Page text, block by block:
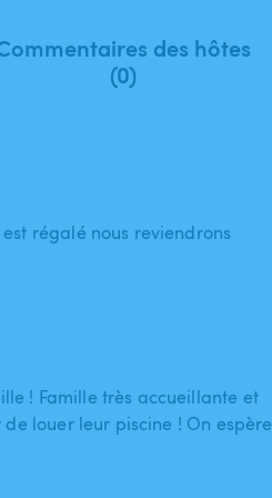
des hôtes
(0)
régalé nous reviendrons
! Famille très accueillante et
louer leur piscine ! On espère